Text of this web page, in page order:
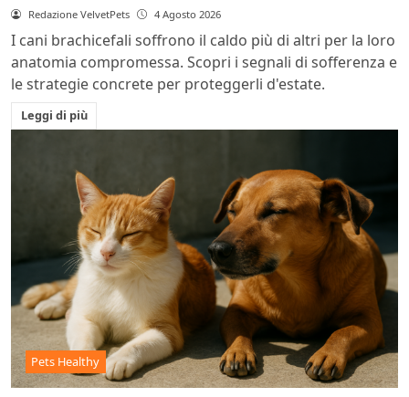
Redazione VelvetPets 4 Agosto 2026
I cani brachicefali soffrono il caldo più di altri per la loro
anatomia compromessa. Scopri i segnali di sofferenza e
le strategie concrete per proteggerli d'estate.
Leggi di più
Pets Healthy